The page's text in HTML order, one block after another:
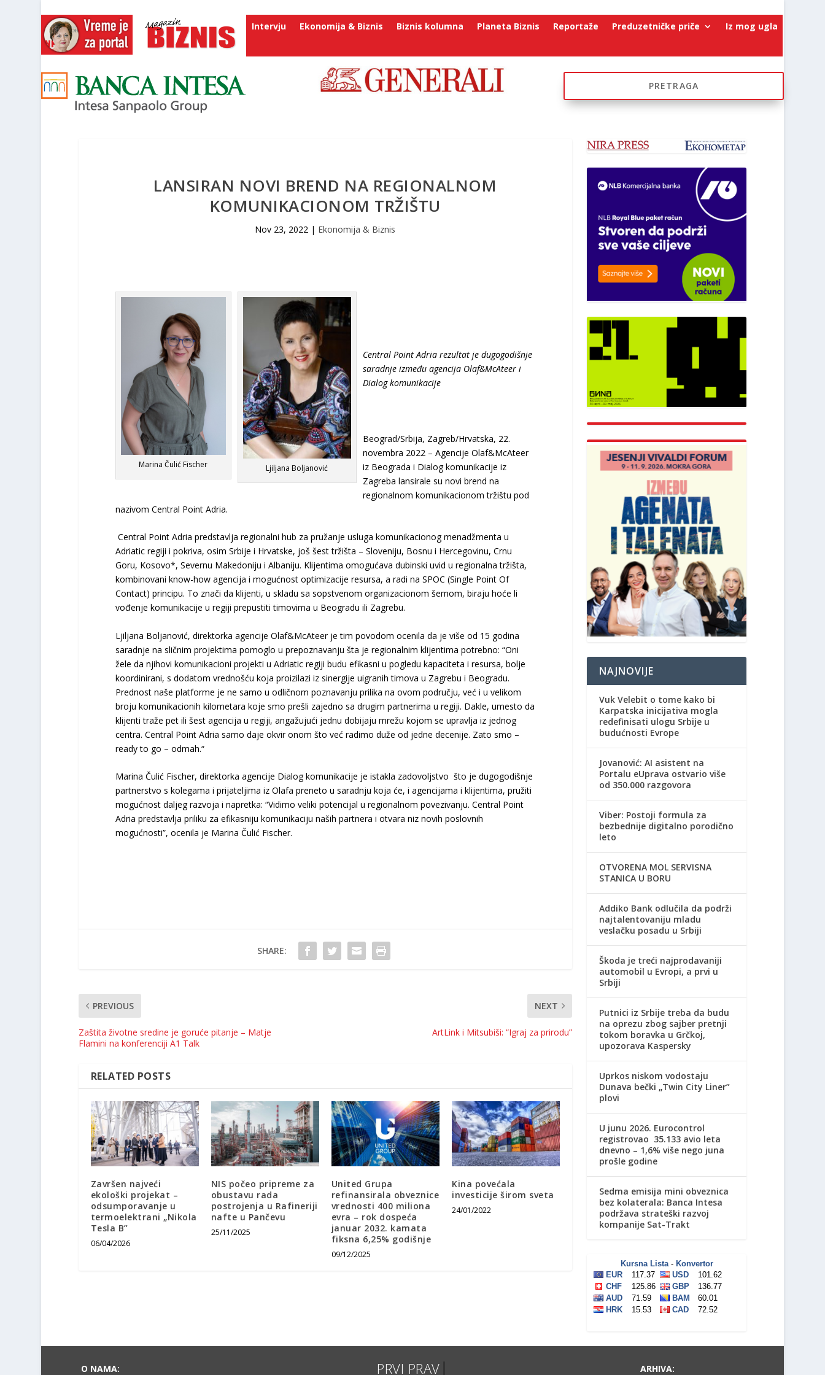
Intervju Ekonomija & Biznis Biznis kolumna Planeta Biznis Reportaže Preduzetničke priče Iz mog ugla
LANSIRAN NOVI BREND NA REGIONALNOM
KOMUNIKACIONOM TRŽIŠTU
Nov 23, 2022 | Ekonomija & Biznis
Marina Čulić Fischer Ljiljana Boljanović
Central Point Adria rezultat je dugogodišnje
saradnje između agencija Olaf&McAteer i
Dialog komunikacije
Beograd/Srbija, Zagreb/Hrvatska, 22.
novembra 2022 – Agencije Olaf&McAteer
iz Beograda i Dialog komunikacije iz
Zagreba lansirale su novi brend na
regionalnom komunikacionom tržištu pod
nazivom Central Point Adria.
Central Point Adria predstavlja regionalni hub za pružanje usluga komunikacionog menadžmenta u
Adriatic regiji i pokriva, osim Srbije i Hrvatske, još šest tržišta – Sloveniju, Bosnu i Hercegovinu, Crnu
Goru, Kosovo*, Severnu Makedoniju i Albaniju. Klijentima omogućava dubinski uvid u regionalna tržišta,
kombinovani know-how agencija i mogućnost optimizacije resursa, a radi na SPOC (Single Point Of
Contact) principu. To znači da klijenti, u skladu sa sopstvenom organizacionom šemom, biraju hoće li
vođenje komunikacije u regiji prepustiti timovima u Beogradu ili Zagrebu.
Ljiljana Boljanović, direktorka agencije Olaf&McAteer je tim povodom ocenila da je više od 15 godina
saradnje na sličnim projektima pomoglo u prepoznavanju šta je regionalnim klijentima potrebno: “Oni
žele da njihovi komunikacioni projekti u Adriatic regiji budu efikasni u pogledu kapaciteta i resursa, bolje
koordinirani, s dodatom vrednošću koja proizilazi iz sinergije uigranih timova u Zagrebu i Beogradu.
Prednost naše platforme je ne samo u odličnom poznavanju prilika na ovom području, već i u velikom
broju komunikacionih kilometara koje smo prešli zajedno sa drugim partnerima u regiji. Dakle, umesto da
klijenti traže pet ili šest agencija u regiji, angažujući jednu dobijaju mrežu kojom se upravlja iz jednog
centra. Central Point Adria samo daje okvir onom što već radimo duže od jedne decenije. Zato smo –
ready to go – odmah.“
Marina Čulić Fischer, direktorka agencije Dialog komunikacije je istakla zadovoljstvo što je dugogodišnje
partnerstvo s kolegama i prijateljima iz Olafa preneto u saradnju koja će, i agencijama i klijentima, pružiti
mogućnost daljeg razvoja i napretka: “Vidimo veliki potencijal u regionalnom povezivanju. Central Point
Adria predstavlja priliku za efikasniju komunikaciju naših partnera i otvara niz novih poslovnih
mogućnosti”, ocenila je Marina Čulić Fischer.
SHARE:
PREVIOUS
Zaštita životne sredine je goruće pitanje – Matje
Flamini na konferenciji A1 Talk
NEXT
ArtLink i Mitsubiši: “Igraj za prirodu”
RELATED POSTS
Završen najveći
ekološki projekat –
odsumporavanje u
termoelektrani „Nikola
Tesla B”
06/04/2026
NIS počeo pripreme za
obustavu rada
postrojenja u Rafineriji
nafte u Pančevu
25/11/2025
United Grupa
refinansirala obveznice
vrednosti 400 miliona
evra – rok dospeća
januar 2032. kamata
fiksna 6,25% godišnje
09/12/2025
Kina povećala
investicije širom sveta
24/01/2022
NAJNOVIJE
Vuk Velebit o tome kako bi
Karpatska inicijativa mogla
redefinisati ulogu Srbije u
budućnosti Evrope
Jovanović: AI asistent na
Portalu eUprava ostvario više
od 350.000 razgovora
Viber: Postoji formula za
bezbednije digitalno porodično
leto
OTVORENA MOL SERVISNA
STANICA U BORU
Addiko Bank odlučila da podrži
najtalentovaniju mladu
veslačku posadu u Srbiji
Škoda je treći najprodavaniji
automobil u Evropi, a prvi u
Srbiji
Putnici iz Srbije treba da budu
na oprezu zbog sajber pretnji
tokom boravka u Grčkoj,
upozorava Kaspersky
Uprkos niskom vodostaju
Dunava bečki „Twin City Liner”
plovi
U junu 2026. Eurocontrol
registrovao 35.133 avio leta
dnevno – 1,6% više nego juna
prošle godine
Sedma emisija mini obveznica
bez kolaterala: Banca Intesa
podržava strateški razvoj
kompanije Sat-Trakt
O NAMA: P ARHIVA: